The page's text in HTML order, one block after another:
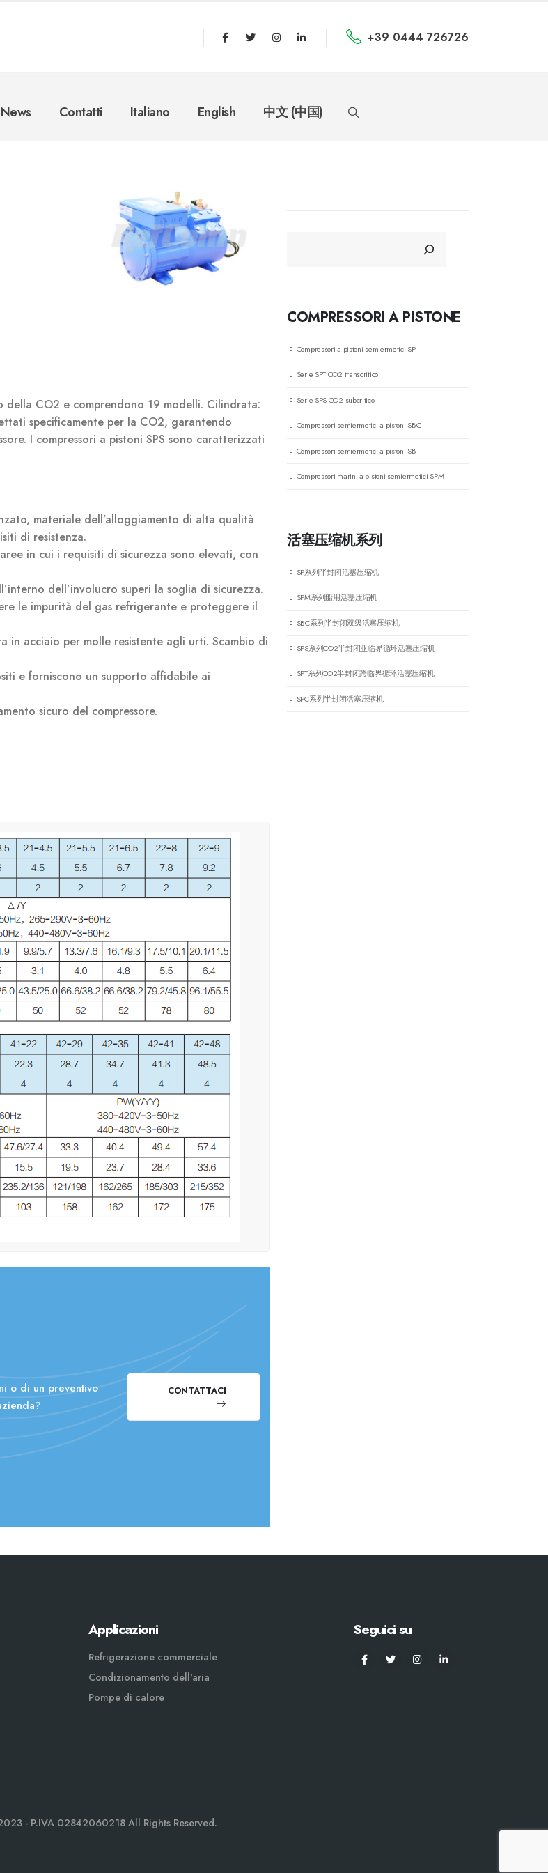
+39 0444 726726
News Contatti Italiano English 中文 (中国)
della CO2 e comprendono 19 modelli. Cilindrata:
specificamente per la CO2, garantendo
I compressori a pistoni SPS sono caratterizzati
materiale dell’alloggiamento di alta qualità
di resistenza.
in cui i requisiti di sicurezza sono elevati, con
dell’involucro superi la soglia di sicurezza.
le impurità del gas refrigerante e proteggere il
in acciaio per molle resistente agli urti. Scambio di
e forniscono un supporto affidabile ai
sicuro del compressore.
o di un preventivo
CONTATTACI
COMPRESSORI A PISTONE
Compressori a pistoni semiermetici SP
Serie SPT CO2 transcritico
Serie SPS CO2 subcritico
Compressori semiermetici a pistoni SBC
Compressori semiermetici a pistoni SB
Compressori marini a pistoni semiermetici SPM
活塞压缩机系列
SP系列半封闭活塞压缩机
SPM系列船用活塞压缩机
SBC系列半封闭双级活塞压缩机
SPS系列CO2半封闭亚临界循环活塞压缩机
SPT系列CO2半封闭跨临界循环活塞压缩机
SPC系列半封闭活塞压缩机
Applicazioni
Refrigerazione commerciale
Condizionamento dell'aria
Pompe di calore
Seguici su
- P.IVA 02842060218 All Rights Reserved.